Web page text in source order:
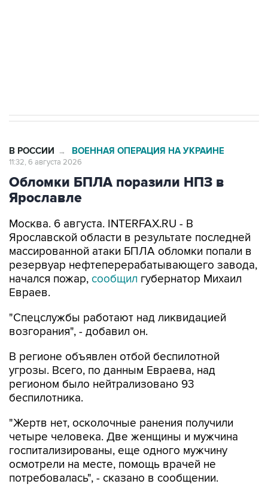
В РОССИИ → ВОЕННАЯ ОПЕРАЦИЯ НА УКРАИНЕ
11:32, 6 августа 2026
Обломки БПЛА поразили НПЗ в
Ярославле
Москва. 6 августа. INTERFAX.RU - В
Ярославской области в результате последней
массированной атаки БПЛА обломки попали в
резервуар нефтеперерабатывающего завода,
начался пожар, сообщил губернатор Михаил
Евраев.
"Спецслужбы работают над ликвидацией
возгорания", - добавил он.
В регионе объявлен отбой беспилотной
угрозы. Всего, по данным Евраева, над
регионом было нейтрализовано 93
беспилотника.
"Жертв нет, осколочные ранения получили
четыре человека. Две женщины и мужчина
госпитализированы, еще одного мужчину
осмотрели на месте, помощь врачей не
потребовалась", - сказано в сообщении.